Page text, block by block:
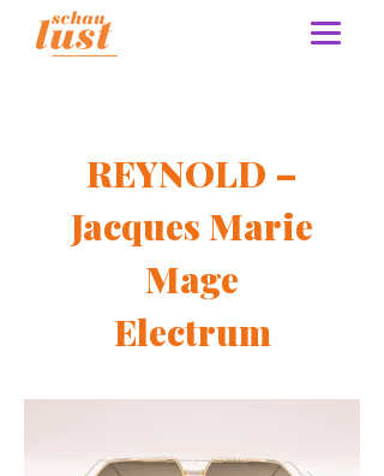
REYNOLD –
Jacques Marie
Mage
Electrum